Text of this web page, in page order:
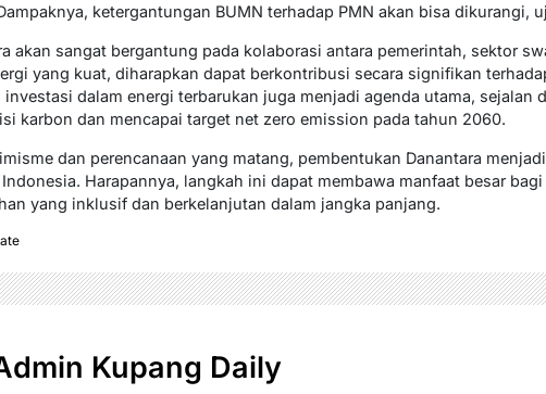
ketergantungan BUMN terhadap PMN akan bisa dikurangi,
akan sangat bergantung pada kolaborasi antara pemerintah, sektor
yang kuat, diharapkan dapat berkontribusi secara signifikan
investasi dalam energi terbarukan juga menjadi agenda utama, sejalan
karbon dan mencapai target net zero emission pada tahun 2060.
dan perencanaan yang matang, pembentukan Danantara
Harapannya, langkah ini dapat membawa manfaat besar
yang inklusif dan berkelanjutan dalam jangka panjang.
Kupang Daily